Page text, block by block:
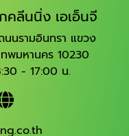
คลีนนิ่ง เอเอ็นจี
นรามอินทรา แขวง
พมหานคร 10230
- 17:00 น.